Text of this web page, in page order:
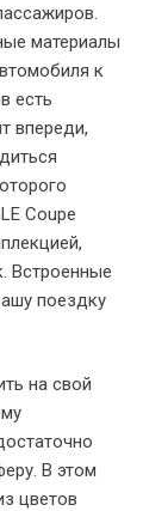
материалы
к
есть
впереди,
Coupe
Встроенные
поездку
на свой
В этом
цветов